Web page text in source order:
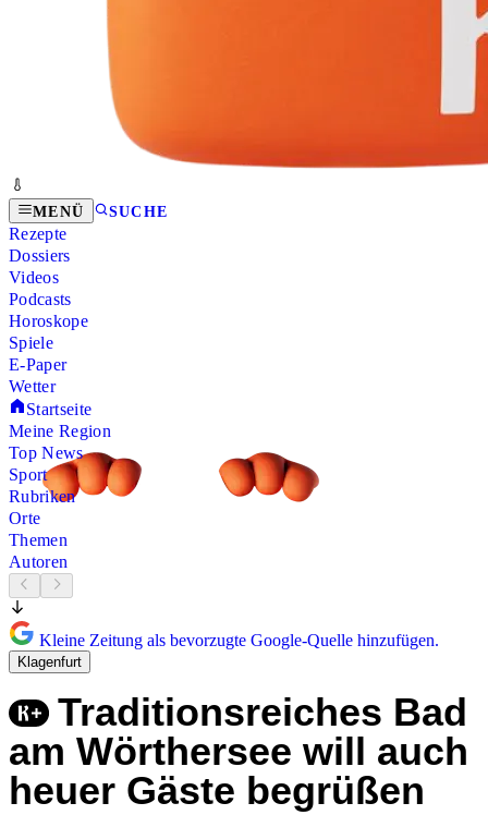
MENÜ SUCHE
Rezepte
Dossiers
Videos
Podcasts
Horoskope
Spiele
E-Paper
Wetter
Startseite
Meine Region
Top News
Sport
Rubriken
Orte
Themen
Autoren
Kleine Zeitung als bevorzugte Google-Quelle hinzufügen.
Klagenfurt
Traditionsreiches Bad
am Wörthersee will auch
heuer Gäste begrüßen